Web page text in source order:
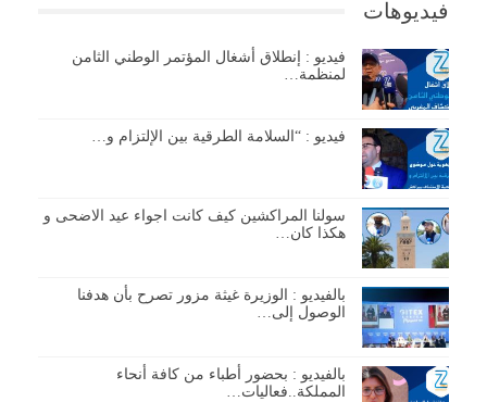
فيديوهات
فيديو : إنطلاق أشغال المؤتمر الوطني الثامن
لمنظمة…
فيديو : “السلامة الطرقية بين الإلتزام و…
سولنا المراكشين كيف كانت اجواء عيد الاضحى و
هكذا كان…
بالفيديو : الوزيرة غيثة مزور تصرح بأن هدفنا
الوصول إلى…
بالفيديو : بحضور أطباء من كافة أنحاء
المملكة..فعاليات…